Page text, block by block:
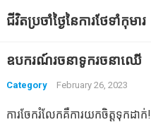
ជីវិតប្រចាំថ្ងៃនៃការថែទាំកុមារ
ឧបករណ៍រចនាទូករចនាឈើ
Category February 26, 2023
ការចែករំលែកគឺការយកចិត្តទុកដាក់!